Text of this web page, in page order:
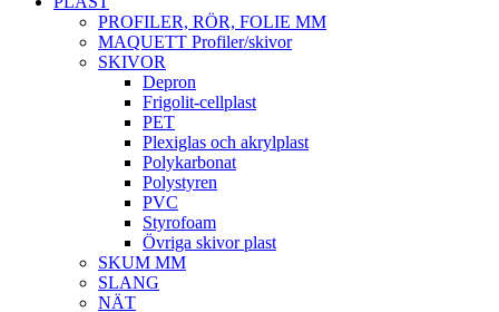
PROFILER, RÖR, FOLIE MM
MAQUETT Profiler/skivor
SKIVOR
Depron
Frigolit-cellplast
PET
Plexiglas och akrylplast
Polykarbonat
Polystyren
PVC
Styrofoam
Övriga skivor plast
SKUM MM
SLANG
NÄT